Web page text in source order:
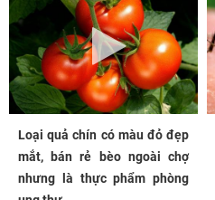
Loại quả chín có màu đỏ đẹp
mắt, bán rẻ bèo ngoài chợ
nhưng là thực phẩm phòng